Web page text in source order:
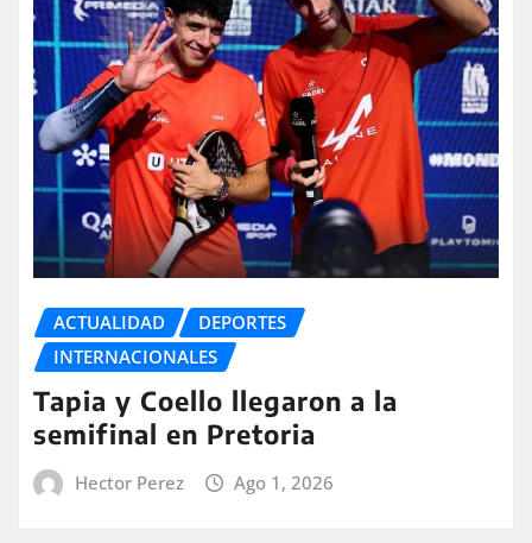
ACTUALIDAD
DEPORTES
INTERNACIONALES
Tapia y Coello llegaron a la
semifinal en Pretoria
Hector Perez Ago 1, 2026